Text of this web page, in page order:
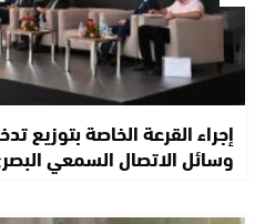
إجراء القرعة الخاصة بتوزيع
وسائل الاتصال السمعي